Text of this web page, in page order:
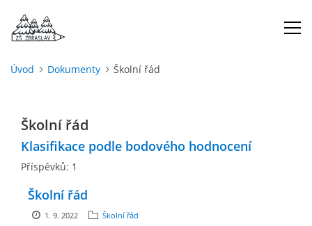
O NÁS
ŠKOLNÍ ROK
DOKUMENTY
Úvod Dokumenty Školní řád
Školní řád
Klasifikace podle bodového hodnocení
Příspěvků: 1
Školní řád
1. 9. 2022 Školní řád